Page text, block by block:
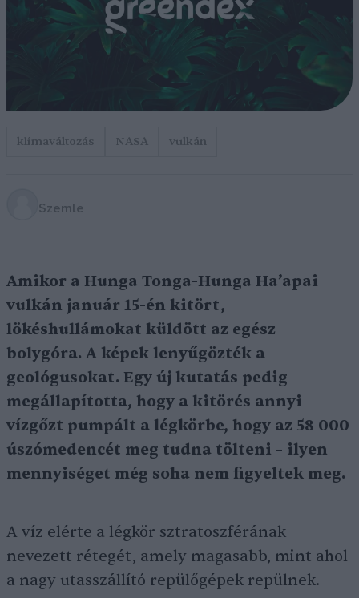
klímaváltozás NASA vulkán
Szemle
Amikor a Hunga Tonga-Hunga Ha’apai
vulkán január 15-én kitört,
lökéshullámokat küldött az egész
bolygóra. A képek lenyűgözték a
geológusokat. Egy új kutatás pedig
megállapította, hogy a kitörés annyi
vízgőzt pumpált a légkörbe, hogy az 58 000
úszómedencét meg tudna tölteni – ilyen
mennyiséget még soha nem figyeltek meg.
A víz elérte a légkör sztratoszférának
nevezett rétegét, amely magasabb, mint ahol
a nagy utasszállító repülőgépek repülnek.